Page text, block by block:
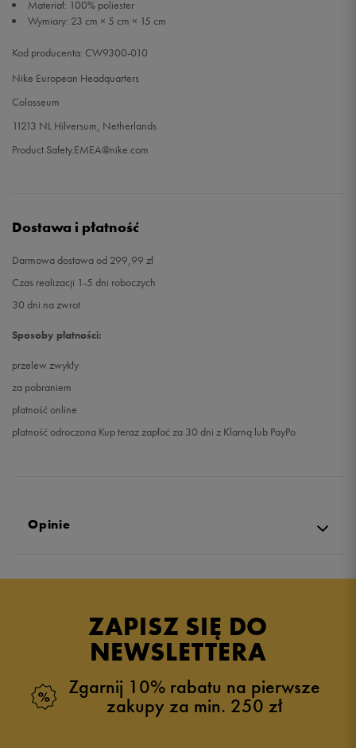
Materiał: 100% poliester
Wymiary: 23 cm × 5 cm × 15 cm
Kod producenta: CW9300-010
Nike European Headquarters
Colosseum
11213 NL Hilversum, Netherlands
Product.Safety.EMEA@nike.com
Dostawa i płatność
Darmowa dostawa od 299,99 zł
Czas realizacji 1-5 dni roboczych
30 dni na zwrot
Sposoby płatności:
przelew zwykły
za pobraniem
płatność online
płatność odroczona Kup teraz zapłać za 30 dni z Klarną lub PayPo
Opinie
5.0
zebranych i zweryfikowanych przez
ZAPISZ SIĘ DO
NEWSLETTERA
Zgarnij 10% rabatu na pierwsze
zakupy za min. 250 zł